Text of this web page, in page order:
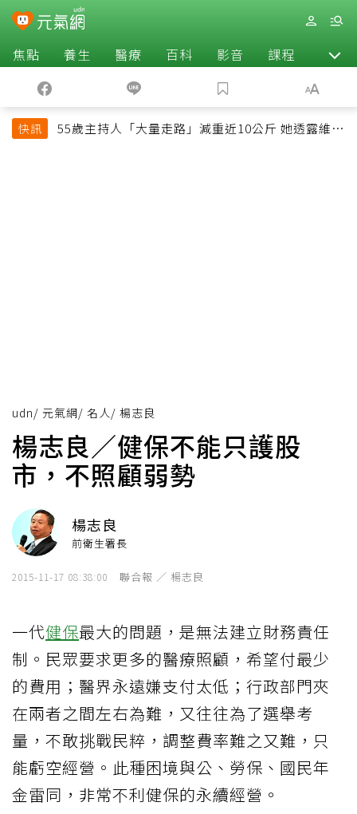
焦點 養生 醫療 百科 影音 課程 退休
快訊
55歲主持人「大量走路」減重近10公斤 她透露維持
udn/ 元氣網/ 名人/ 楊志良
楊志良／健保不能只護股
市，不照顧弱勢
楊志良
前衛生署長
2015-11-17 08:38:00 聯合報 ／ 楊志良
一代健保最大的問題，是無法建立財務責任
制。民眾要求更多的醫療照顧，希望付最少
的費用；醫界永遠嫌支付太低；行政部門夾
在兩者之間左右為難，又往往為了選舉考
量，不敢挑戰民粹，調整費率難之又難，只
能虧空經營。此種困境與公、勞保、國民年
金雷同，非常不利健保的永續經營。